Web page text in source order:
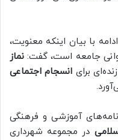
با بیان اینکه معنویت،
جامعه است، گفت: نماز
برای انسجام اجتماعی
آموزشی و فرهنگی
در مجموعه شهرداری